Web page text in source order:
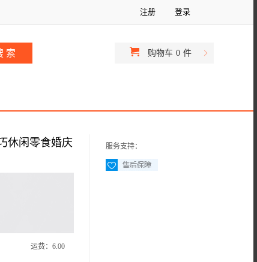
注册 登录
购物车 0 件
休闲零食婚庆
运费： 6.00
服务支持：